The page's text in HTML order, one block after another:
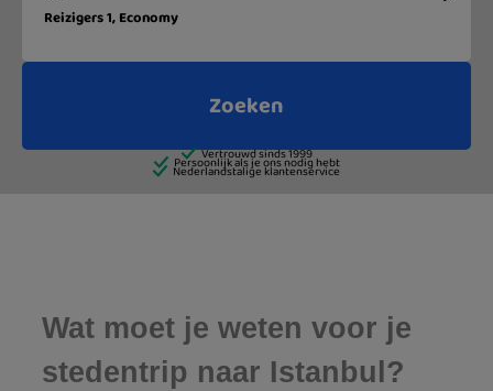
Wat moet je weten voor je
stedentrip naar Istanbul?